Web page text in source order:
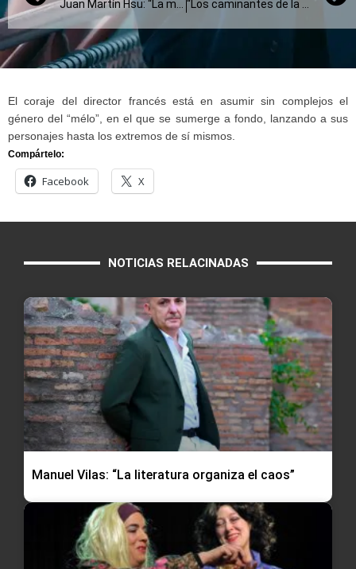
El coraje del director francés está en asumir sin complejos el
género del “mélo”, en el que se sumerge a fondo, lanzando a sus
personajes hasta los extremos de sí mismos.
Compártelo:
Facebook X
NOTICIAS RELACINADAS
Manuel Vilas: “La literatura organiza el caos”